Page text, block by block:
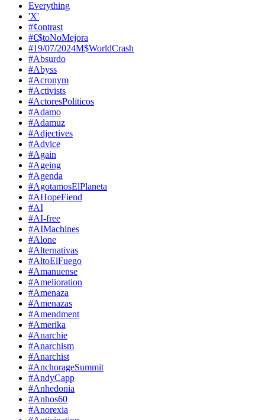
Everything
'X'
#¢ontrast
#€$toNoMejora
#19/07/2024M$WorldCrash
#Absurdo
#Abyss
#Acronym
#Activists
#ActoresPoliticos
#Adamo
#Adamuz
#Adjectives
#Advice
#Again
#Ageing
#Agenda
#AgotamosElPlaneta
#AHopeFiend
#AI
#AI-free
#AIMachines
#Alone
#Alternativas
#AltoElFuego
#Amanuense
#Amelioration
#Amenaza
#Amenazas
#Amendment
#Amerika
#Anarchie
#Anarchism
#Anarchist
#AnchorageSummit
#AndyCapp
#Anhedonia
#Anhos60
#Anorexia